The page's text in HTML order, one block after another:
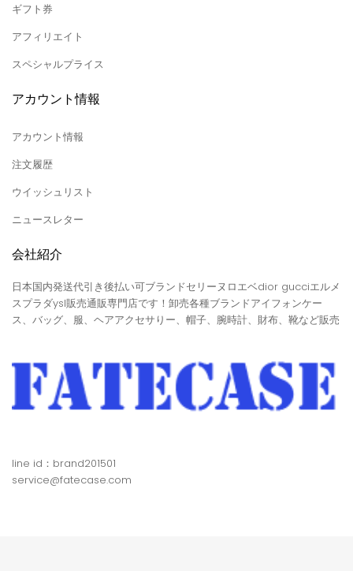
ギフト券
アフィリエイト
スペシャルプライス
アカウント情報
アカウント情報
注文履歴
ウイッシュリスト
ニュースレター
会社紹介
日本国内発送代引き後払い可ブランドセリーヌロエベdior gucciエルメ
スプラダysl販売通販専門店です！卸売各種ブランドアイフォンケー
ス、バッグ、服、ヘアアクセサりー、帽子、腕時計、財布、靴など販売
line id：brand201501
service@fatecase.com